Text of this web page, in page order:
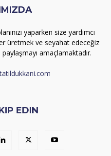
yaparken size yardımcı
üretmek ve seyahat edeceğiz
paylaşmayı amaçlamaktadır.
EDIN